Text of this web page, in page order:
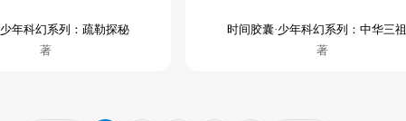
年科幻系列：疏勒探秘
著
时间胶囊·少年科幻系列：中华三祖
著